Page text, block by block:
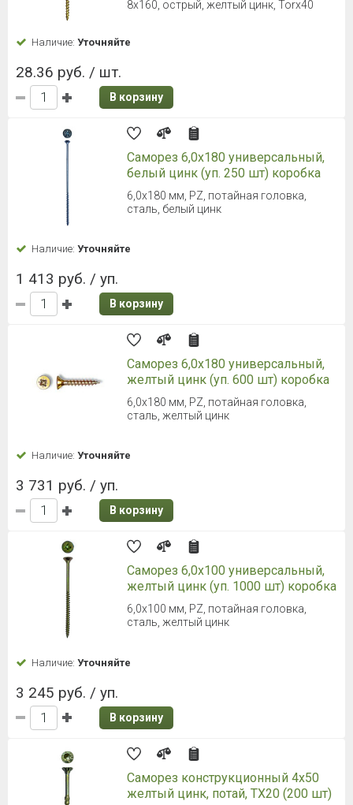
8х160, острый, желтый цинк, Torx40
Наличие: Уточняйте
28.36 руб. / шт.
В корзину
Саморез 6,0х180 универсальный,
белый цинк (уп. 250 шт) коробка
6,0х180 мм, PZ, потайная головка,
сталь, белый цинк
Наличие: Уточняйте
1 413 руб. / уп.
В корзину
Саморез 6,0х180 универсальный,
желтый цинк (уп. 600 шт) коробка
6,0х180 мм, PZ, потайная головка,
сталь, желтый цинк
Наличие: Уточняйте
3 731 руб. / уп.
В корзину
Саморез 6,0х100 универсальный,
желтый цинк (уп. 1000 шт) коробка
6,0х100 мм, PZ, потайная головка,
сталь, желтый цинк
Наличие: Уточняйте
3 245 руб. / уп.
В корзину
Саморез конструкционный 4x50
желтый цинк, потай, TX20 (200 шт)